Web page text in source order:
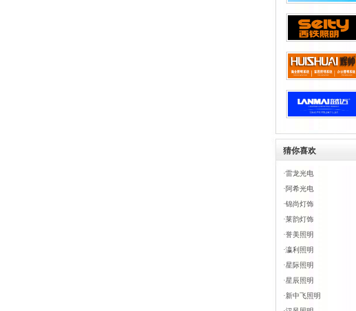
猜你喜欢
·雷龙光电
·阿希光电
·锦尚灯饰
·莱韵灯饰
·誉美照明
·瀛利照明
·星际照明
·星辰照明
·新中飞照明